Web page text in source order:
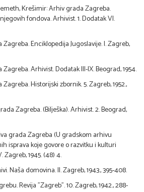
Krešimir: Arhiv grada Zagreba.
fondova. Arhivist. 1. Dodatak VI.
Enciklopedija Jugoslavije. I. Zagreb,
Arhivist. Dodatak III-IX. Beograd, 1954.
Historijski zbornik. 5. Zagreb, 1952.,
Zagreba. (Bilješka). Arhivist. 2. Beograd,
grada Zagreba (U gradskom arhivu
isprava koje govore o razvitku i kulturi
Zagreb, 1945. (48) 4.
Naša domovina. II. Zagreb, 1943., 395-408.
Revija "Zagreb". 10. Zagreb, 1942., 288-